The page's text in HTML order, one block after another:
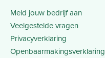
Meld jouw bedrijf aan
Veelgestelde vragen
Privacyverklaring
Openbaarmakingsverklaring